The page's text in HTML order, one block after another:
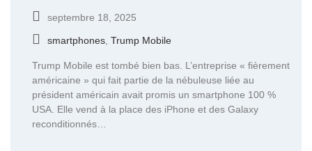
septembre 18, 2025
smartphones Trump Mobile
Trump Mobile est tombé bien bas. L’entreprise « fièrement
américaine » qui fait partie de la nébuleuse liée au
président américain avait promis un smartphone 100 %
USA. Elle vend à la place des iPhone et des Galaxy
reconditionnés…